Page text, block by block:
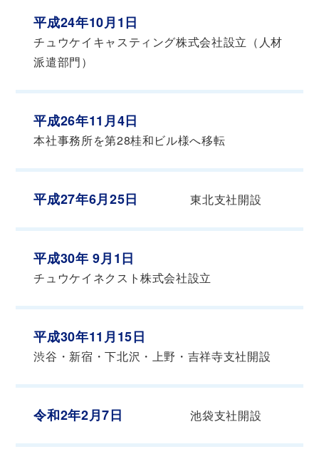
平成24年10月1日
チュウケイキャスティング株式会社設立（人材
派遣部門）
平成26年11月4日
本社事務所を第28桂和ビル様へ移転
平成27年6月25日 東北支社開設
平成30年 9月1日
チュウケイネクスト株式会社設立
平成30年11月15日
渋谷・新宿・下北沢・上野・吉祥寺支社開設
令和2年2月7日 池袋支社開設